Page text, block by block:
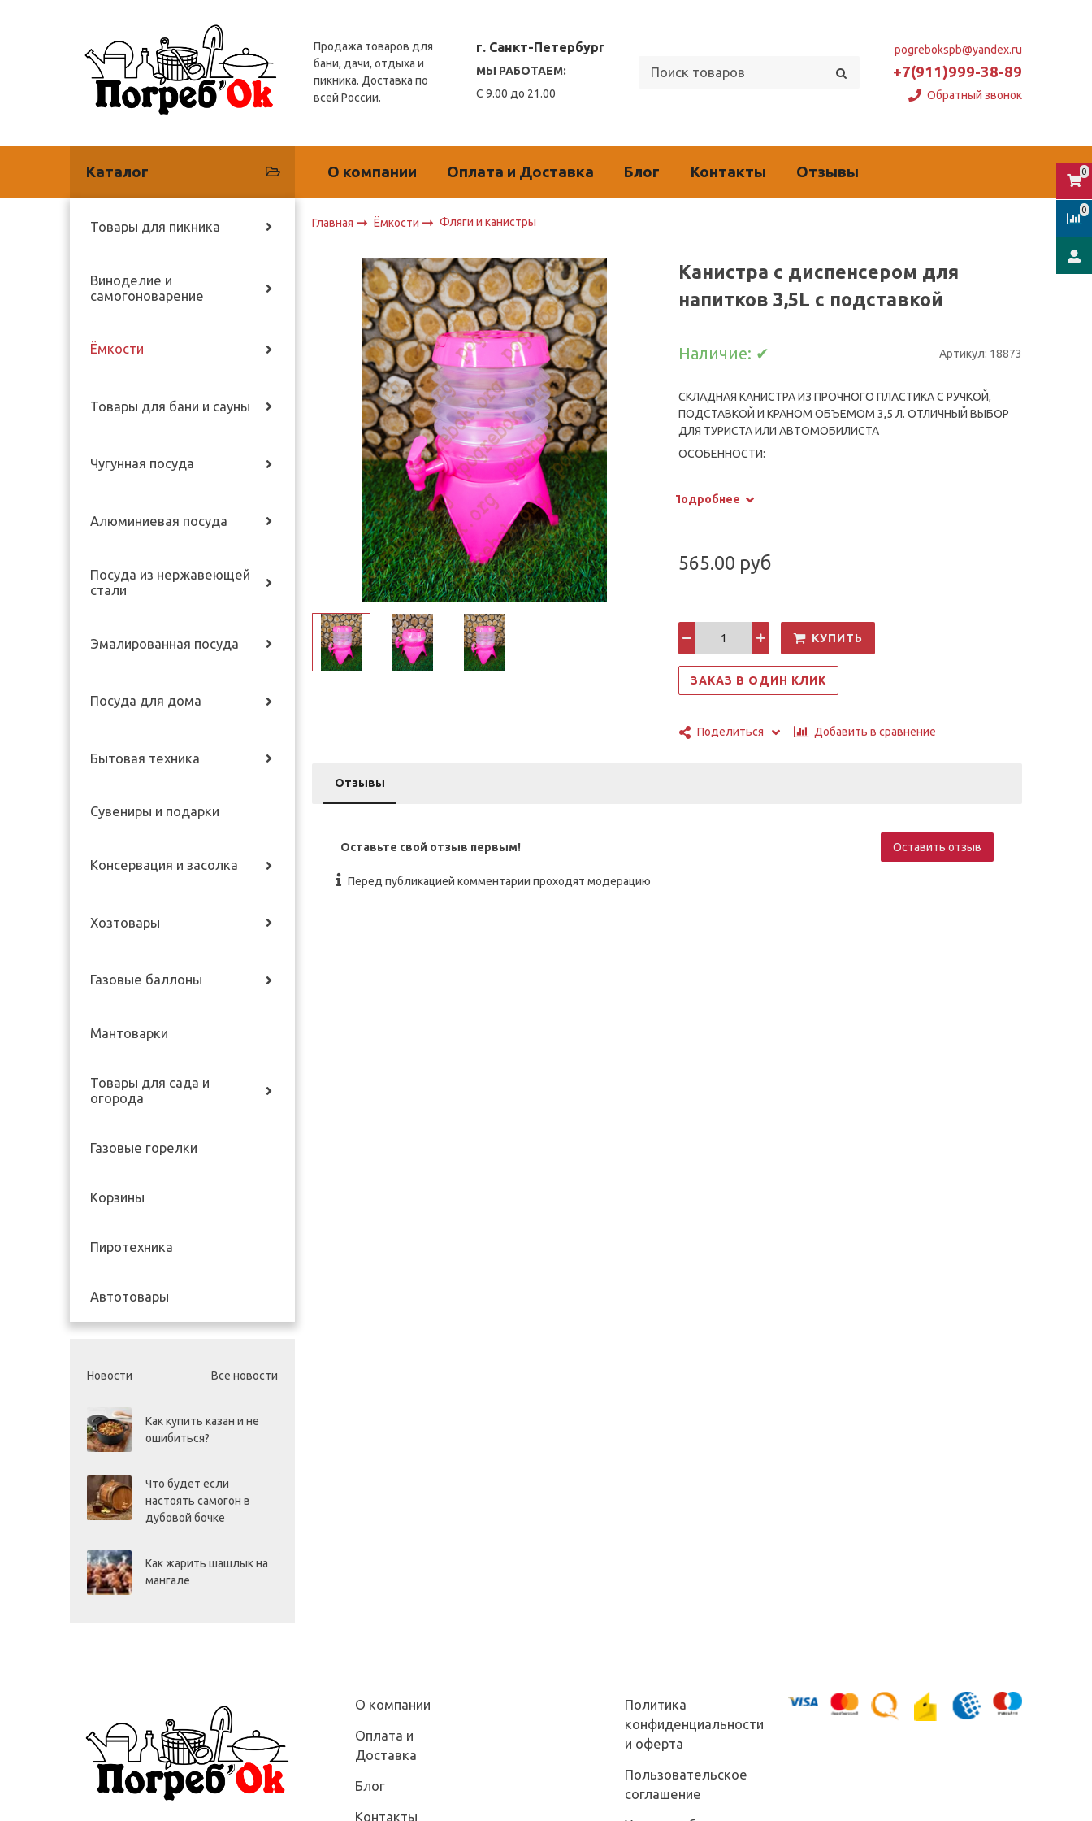
Продажа товаров для
бани, дачи, отдыха и
пикника. Доставка по
всей России.
г. Санкт-Петербург
МЫ РАБОТАЕМ:
С 9.00 до 21.00
pogrebokspb@yandex.ru
+7(911)999-38-89
Обратный звонок
Каталог О компании Оплата и Доставка Блог Контакты Отзывы
Товары для пикника
Виноделие и
самогоноварение
Ёмкости
Товары для бани и сауны
Чугунная посуда
Алюминиевая посуда
Посуда из нержавеющей
стали
Эмалированная посуда
Посуда для дома
Бытовая техника
Сувениры и подарки
Консервация и засолка
Хозтовары
Газовые баллоны
Мантоварки
Товары для сада и
огорода
Газовые горелки
Корзины
Пиротехника
Автотовары
Новости Все новости
Как купить казан и не
ошибиться?
Что будет если
настоять самогон в
дубовой бочке
Как жарить шашлык на
мангале
Главная Ёмкости Фляги и канистры
Канистра с диспенсером для
напитков 3,5L с подставкой
Наличие: ✔ Артикул: 18873
СКЛАДНАЯ КАНИСТРА ИЗ ПРОЧНОГО ПЛАСТИКА С РУЧКОЙ,
ПОДСТАВКОЙ И КРАНОМ ОБЪЕМОМ 3,5 Л. ОТЛИЧНЫЙ ВЫБОР
ДЛЯ ТУРИСТА ИЛИ АВТОМОБИЛИСТА
ОСОБЕННОСТИ:
ТРАНСПОРТИРОВКИ ПИТЬЕВОЙ ВОДЫ.
-ИДЕАЛЬНО ПОДХОДИТ ДЛЯ САДА, ПЛЯЖА, ПИКНИКА,
КЕМПИНГА, ПЕШИХ ПРОГУЛОК, ЕЗДЫ НА ВЕЛОСИПЕДЕ И Т. Д.
МЕНЬШЕ МЕСТА, ЧТО ТАКЖЕ ДЕЛАЕТ ЕЕ УДОБНОЙ ДЛЯ
Подробнее
565.00 руб
КУПИТЬ
ЗАКАЗ В ОДИН КЛИК
Поделиться Добавить в сравнение
Отзывы
Оставьте свой отзыв первым! Оставить отзыв
Перед публикацией комментарии проходят модерацию
0
0
О компании
Оплата и
Доставка
Блог
Контакты
Политика
конфиденциальности
и оферта
Пользовательское
соглашение